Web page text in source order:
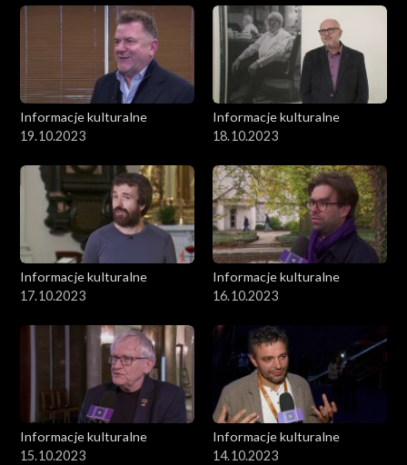
Informacje kulturalne
19.10.2023
Informacje kulturalne
18.10.2023
Informacje kulturalne
17.10.2023
Informacje kulturalne
16.10.2023
Informacje kulturalne
15.10.2023
Informacje kulturalne
14.10.2023